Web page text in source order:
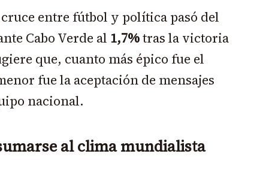
entre fútbol y política pasó del
Cabo Verde al 1,7%tras la victoria
que, cuanto más épico fue el
fue la aceptación de mensajes
nacional.
al clima mundialista